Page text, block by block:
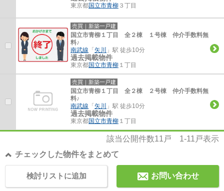
東京都国立市青柳 ３丁目
売買｜新築一戸建
国立市青柳１丁目 全２棟 １号棟 仲介手数料無
料♪
南武線 「 矢川 」駅 徒歩10分
過去掲載物件
東京都国立市青柳 １丁目
売買｜新築一戸建
国立市青柳１丁目 全２棟 ２号棟 仲介手数料無
料♪
南武線 「 矢川 」駅 徒歩10分
過去掲載物件
東京都国立市青柳 １丁目
該当公開件数11 戸 1-11 戸表示
チェックした物件をまとめて
お問い合わせ
検討リストに追加